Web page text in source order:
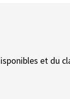
et du